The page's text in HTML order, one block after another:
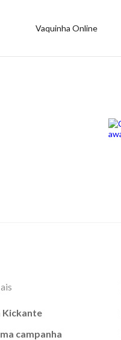
Vaquinha Online
Kickante
campanha